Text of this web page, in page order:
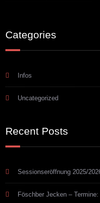
Categories
Infos
Uncategorized
Recent Posts
Sessionseröffnung 2025/
Föschber Jecken – Termine: